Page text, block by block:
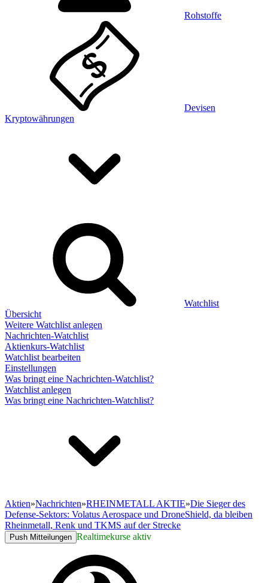
Rohstoffe
Devisen
Kryptowährungen
Watchlist
Übersicht
Weitere Watchlist anlegen
Nachrichten-Watchlist
Aktienkurs-Watchlist
Watchlist bearbeiten
Einstellungen
Was bringt eine Nachrichten-Watchlist?
Watchlist anlegen
Was bringt eine Nachrichten-Watchlist?
Aktien»Nachrichten»RHEINMETALL AKTIE»Die Sieger des
Defense-Sektors: Volatus Aerospace und DroneShield, da bleiben
Rheinmetall, Renk und TKMS auf der Strecke
Push Mitteilungen Realtimekurse aktiv